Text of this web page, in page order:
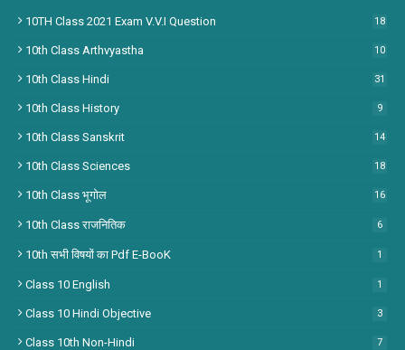
10TH Class 2021 Exam V.V.I Question 18
10th Class Arthvyastha 10
10th Class Hindi 31
10th Class History 9
10th Class Sanskrit 14
10th Class Sciences 18
10th Class भूगोल 16
10th Class राजनितिक 6
10th सभी विषयों का Pdf E-BooK 1
Class 10 English 1
Class 10 Hindi Objective 3
Class 10th Non-Hindi 7